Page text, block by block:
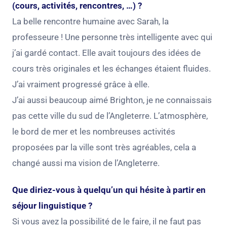
(cours, activités, rencontres, …) ?
La belle rencontre humaine avec Sarah, la
professeure ! Une personne très intelligente avec qui
j’ai gardé contact. Elle avait toujours des idées de
cours très originales et les échanges étaient fluides.
J’ai vraiment progressé grâce à elle.
J’ai aussi beaucoup aimé Brighton, je ne connaissais
pas cette ville du sud de l’Angleterre. L’atmosphère,
le bord de mer et les nombreuses activités
proposées par la ville sont très agréables, cela a
changé aussi ma vision de l’Angleterre.
Que diriez-vous à quelqu’un qui hésite à partir en
séjour linguistique ?
Si vous avez la possibilité de le faire, il ne faut pas